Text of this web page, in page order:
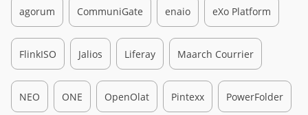
agorum CommuniGate enaio eXo Platform
FlinkISO Jalios Liferay Maarch Courrier
NEO ONE OpenOlat Pintexx PowerFolder